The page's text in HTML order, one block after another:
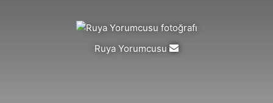
Ruya Yorumcusu